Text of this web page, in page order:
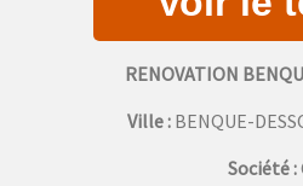
RENOVATION
Ville : BENQUE-
Société :